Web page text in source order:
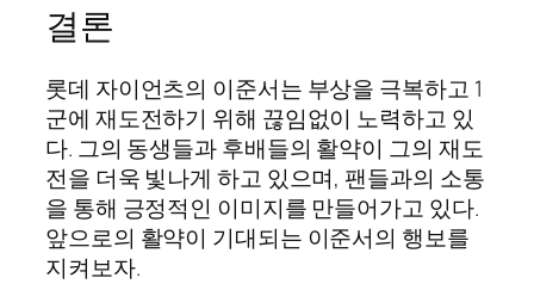
결론
롯데 자이언츠의 이준서는 부상을 극복하고 1
군에 재도전하기 위해 끊임없이 노력하고 있
다. 그의 동생들과 후배들의 활약이 그의 재도
전을 더욱 빛나게 하고 있으며, 팬들과의 소통
을 통해 긍정적인 이미지를 만들어가고 있다.
앞으로의 활약이 기대되는 이준서의 행보를
지켜보자.